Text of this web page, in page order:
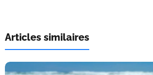
Articles similaires